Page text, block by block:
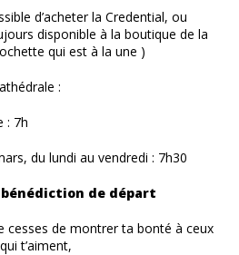
d’acheter la Credential, ou
disponible à la boutique de la
qui est à la une )
:
: 7h
du lundi au vendredi : 7h30
bénédiction de départ
cesses de montrer ta bonté à ceux
qui t’aiment,